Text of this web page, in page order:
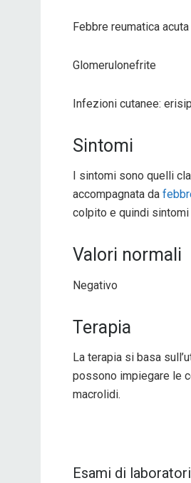
Febbre reumatica acuta
Glomerulonefrite
Infezioni cutanee:
Sintomi
I sintomi sono quelli
accompagnata da
colpito e quindi sintomi
Valori normali
Negativo
Terapia
La terapia si basa
possono impiegare le
macrolidi.
Esami di